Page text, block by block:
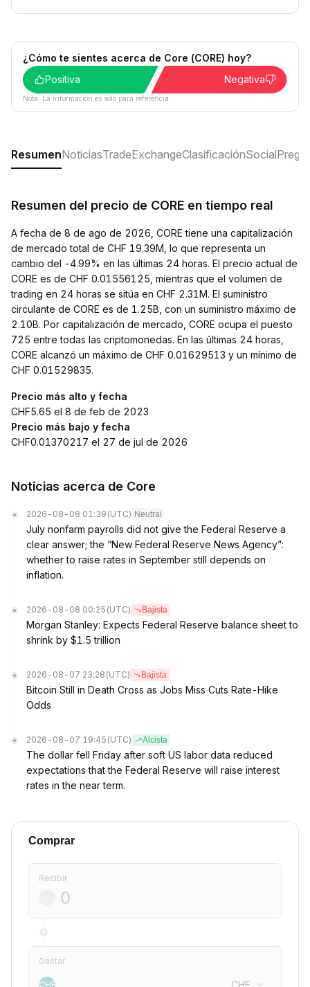
¿Cómo te sientes acerca de Core (CORE) hoy?
Positiva
Negativa
Nota: La información es solo para referencia.
ResumenNoticiasTradeExchangeClasificaciónSocial
Resumen del precio de CORE en tiempo real
A fecha de 8 de ago de 2026, CORE tiene una capitalización
de mercado total de CHF 19.39M, lo que representa un
cambio del -4.99% en las últimas 24 horas. El precio actual de
CORE es de CHF 0.01556125, mientras que el volumen de
trading en 24 horas se sitúa en CHF 2.31M. El suministro
circulante de CORE es de 1.25B, con un suministro máximo de
2.10B. Por capitalización de mercado, CORE ocupa el puesto
725 entre todas las criptomonedas. En las últimas 24 horas,
CORE alcanzó un máximo de CHF 0.01629513 y un mínimo de
CHF 0.01529835.
Precio más alto y fecha
CHF5.65 el 8 de feb de 2023
Precio más bajo y fecha
CHF0.01370217 el 27 de jul de 2026
Noticias acerca de Core
2026-08-08 01:39 (UTC) Neutral
July nonfarm payrolls did not give the Federal Reserve a
clear answer; the “New Federal Reserve News Agency”:
whether to raise rates in September still depends on
inflation.
2026-08-08 00:25 (UTC) Bajista
Morgan Stanley: Expects Federal Reserve balance sheet to
shrink by $1.5 trillion
2026-08-07 23:28 (UTC) Bajista
Bitcoin Still in Death Cross as Jobs Miss Cuts Rate-Hike
Odds
2026-08-07 19:45 (UTC) Alcista
The dollar fell Friday after soft US labor data reduced
expectations that the Federal Reserve will raise interest
rates in the near term.
Comprar
Recibir
Gastar
CHF CHF